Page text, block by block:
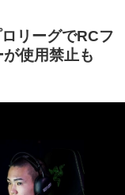
リーグでRCフ
使用禁止も